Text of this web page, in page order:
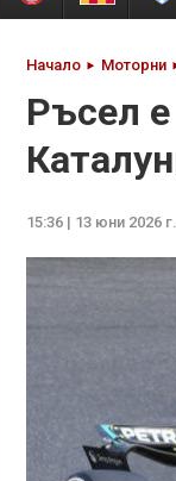
Начало Моторни
Ръсел
15:36 | 13 юни 2026 г.